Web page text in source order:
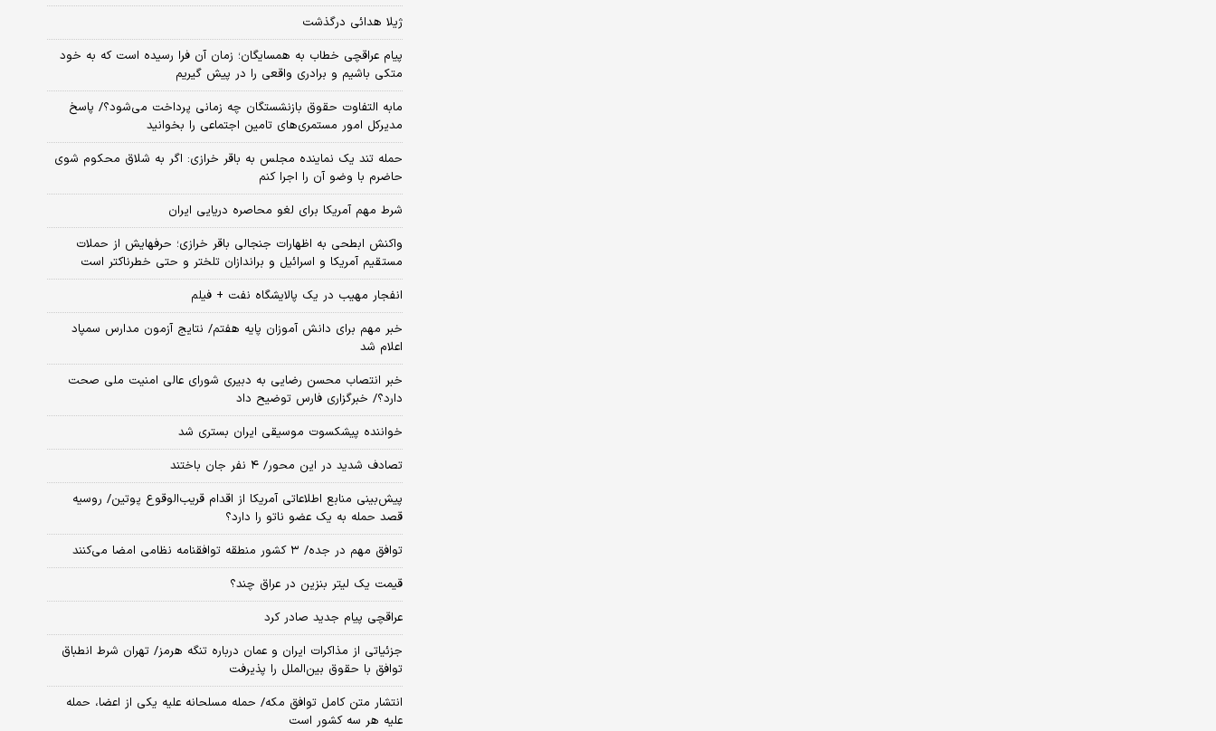
ژیلا هدائی درگذشت
پیام عراقچی خطاب به همسایگان؛ زمان آن فرا رسیده است که به خود
متکی باشیم و برادری واقعی را در پیش گیریم
مابه التفاوت حقوق بازنشستگان چه زمانی پرداخت می‌شود؟/ پاسخ
مدیرکل امور مستمری‌های تامین اجتماعی را بخوانید
حمله تند یک نماینده مجلس به باقر خرازی: اگر به شلاق محکوم شوی
حاضرم با وضو آن را اجرا کنم
شرط مهم آمریکا برای لغو محاصره دریایی ایران
واکنش ابطحی به اظهارات جنجالی باقر خرازی؛ حرفهایش از حملات
مستقیم آمریکا و اسرائیل و براندازان تلختر و حتی خطرناکتر است
انفجار مهیب در یک پالایشگاه نفت + فیلم
خبر مهم برای دانش آموزان پایه هفتم/ نتایج آزمون مدارس سمپاد
اعلام شد
خبر انتصاب محسن رضایی به دبیری شورای عالی امنیت ملی صحت
دارد؟/ خبرگزاری فارس توضیح داد
خواننده پیشکسوت موسیقی ایران بستری شد
تصادف شدید در این محور/ ۴ نفر جان باختند
پیش‌بینی منابع اطلاعاتی آمریکا از اقدام قریب‌الوقوع پوتین/ روسیه
قصد حمله به یک عضو ناتو را دارد؟
توافق مهم در جده/ ۳ کشور منطقه توافقنامه نظامی امضا می‌کنند
قیمت یک لیتر بنزین در عراق چند؟
عراقچی پیام جدید صادر کرد
جزئیاتی از مذاکرات ایران و عمان درباره تنگه هرمز/ تهران شرط انطباق
توافق با حقوق بین‌الملل را پذیرفت
انتشار متن کامل توافق مکه/ حمله مسلحانه علیه یکی از اعضا، حمله
علیه هر سه کشور است